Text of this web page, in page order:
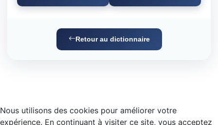
Retour au dictionnaire
Nous utilisons des cookies pour améliorer votre
expérience. En continuant à visiter ce site, vous acceptez